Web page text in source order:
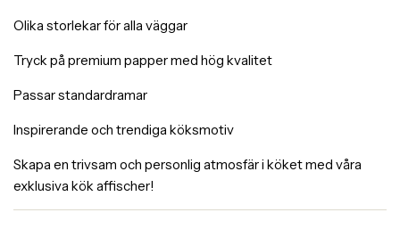
Olika storlekar för alla väggar
Tryck på premium papper med hög kvalitet
Passar standardramar
Inspirerande och trendiga köksmotiv
Skapa en trivsam och personlig atmosfär i köket med våra
exklusiva kök affischer!